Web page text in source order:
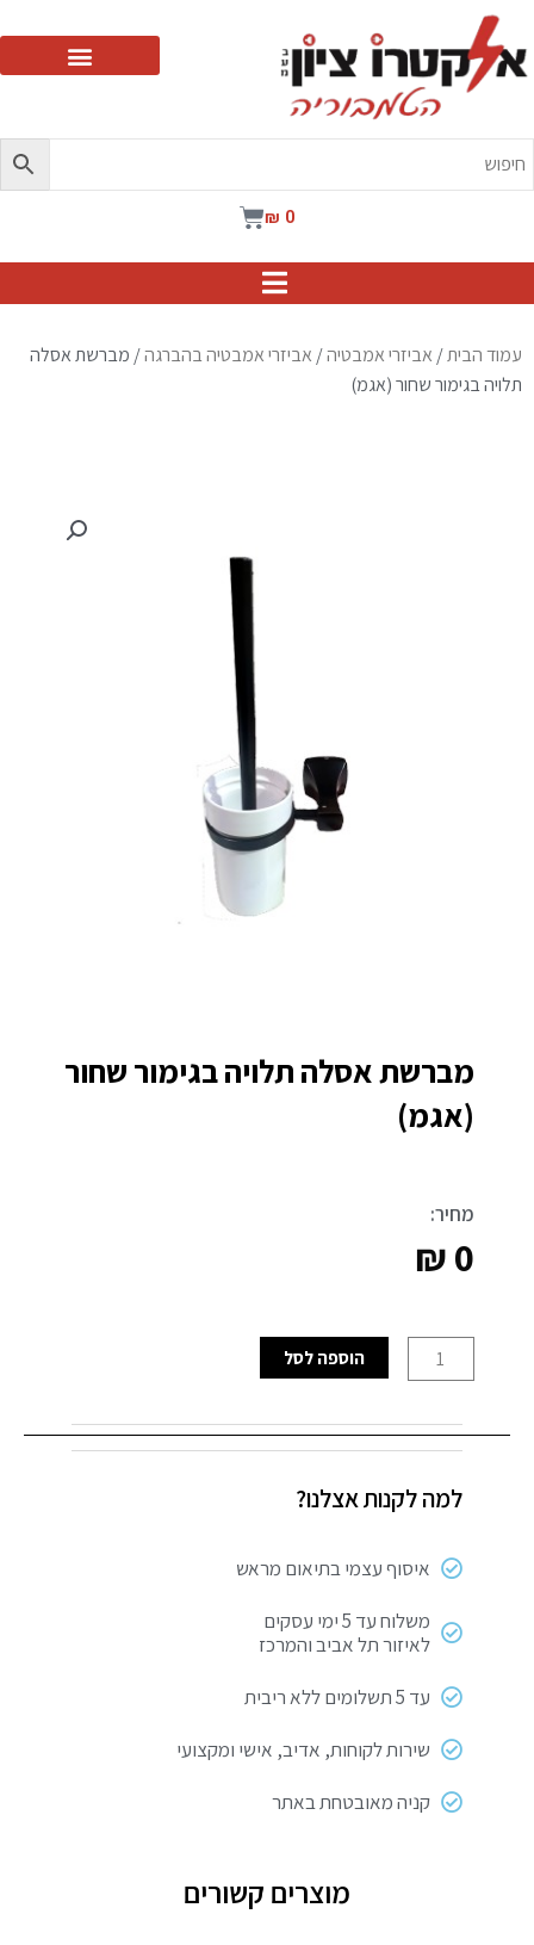
₪ 0
עגלת
עמוד הבית/ אביזרי אמבטיה/ אביזרי אמבטיה בהברגה/ מברשת אסלה
תלויה בגימור שחור (אגמ)
מברשת אסלה תלויה בגימור שחור
(אגמ)
מחיר:
₪0
של
אסלה
בגימור
(אגמ)
הוספה לסל
למה לקנות אצלנו?
איסוף עצמי בתיאום מראש
משלוח עד 5 ימי עסקים
לאיזור תל אביב והמרכז
עד 5 תשלומים ללא ריבית
שירות לקוחות, אדיב, אישי ומקצועי
קניה מאובטחת באתר
מוצרים קשורים